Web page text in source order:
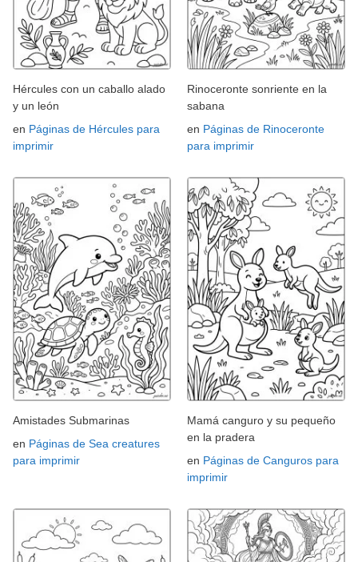
Hércules con un caballo alado
y un león
en Páginas de Hércules para
imprimir
Rinoceronte sonriente en la
sabana
en Páginas de Rinoceronte
para imprimir
Amistades Submarinas
en Páginas de Sea creatures
para imprimir
Mamá canguro y su pequeño
en la pradera
en Páginas de Canguros para
imprimir